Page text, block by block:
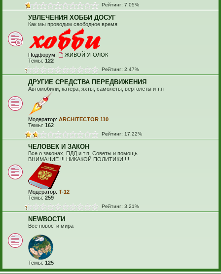
Рейтинг: 7.05%
УВЛЕЧЕНИЯ ХОББИ ДОСУГ
Как мы проводим свободное время
Подфорум:
ЖИВОЙ УГОЛОК
Темы: 122
Рейтинг: 2.47%
ДРУГИЕ СРЕДСТВА ПЕРЕДВИЖЕНИЯ
Автомобили, катера, яхты, самолеты, вертолеты и т.п
Модератор: ARCHITECTOR 110
Темы: 162
Рейтинг: 17.22%
ЧЕЛОВЕК И ЗАКОН
Все о законах, ПДД и т.п. Советы и помощь.
ВНИМАНИЕ !!! НИКАКОЙ ПОЛИТИКИ !!!
Модератор: T-12
Темы: 259
Рейтинг: 3.21%
NEWВОСТИ
Все новости мира
Темы: 125